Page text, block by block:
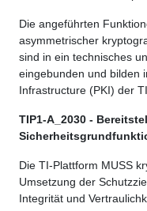
Die angeführten
asymmetrischer
sind in ein technisches
eingebunden und bilden
Infrastructure (PKI) der
TIP1-A_2030 -
Die TI-Plattform MUSS
Umsetzung der
Integrität und